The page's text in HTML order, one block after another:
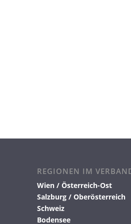
REGIONEN IM
Wien / Österreich-Ost
Salzburg / Oberösterreich
Schweiz
Bodensee